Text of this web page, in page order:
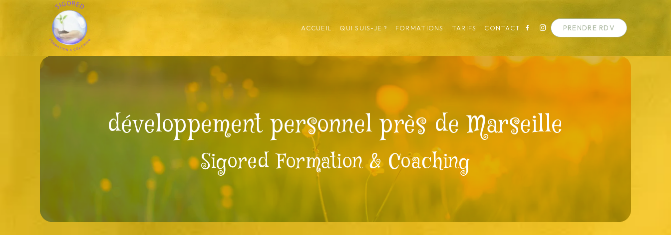
ACCUEIL QUI SUIS-JE ? FORMATIONS TARIFS CONTACT PRENDRE RDV
développement personnel près de Marseille
Sigored Formation & Coaching
Panneau de gestion des cookies